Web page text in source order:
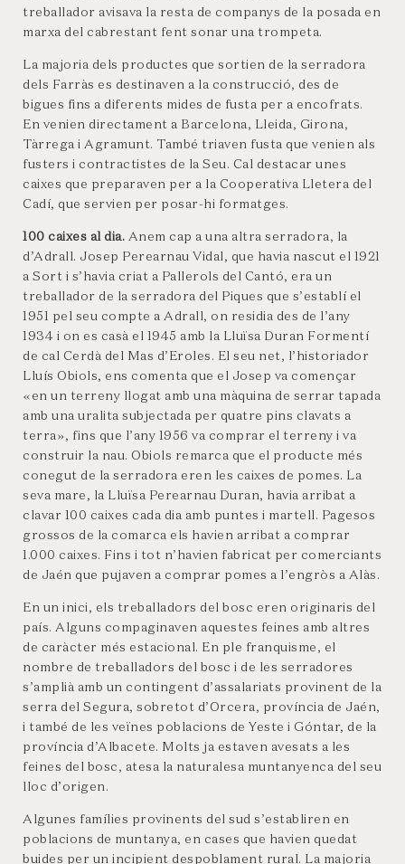
treballador avisava la resta de companys de la posada en
marxa del cabrestant fent sonar una trompeta.
La majoria dels productes que sortien de la serradora
dels Farràs es destinaven a la construcció, des de
bigues fins a diferents mides de fusta per a encofrats.
En venien directament a Barcelona, Lleida, Girona,
Tàrrega i Agramunt. També triaven fusta que venien als
fusters i contractistes de la Seu. Cal destacar unes
caixes que preparaven per a la Cooperativa Lletera del
Cadí, que servien per posar-hi formatges.
100 caixes al dia. Anem cap a una altra serradora, la
d’Adrall. Josep Perearnau Vidal, que havia nascut el 1921
a Sort i s’havia criat a Pallerols del Cantó, era un
treballador de la serradora del Piques que s’establí el
1951 pel seu compte a Adrall, on residia des de l’any
1934 i on es casà el 1945 amb la Lluïsa Duran Formentí
de cal Cerdà del Mas d’Eroles. El seu net, l’historiador
Lluís Obiols, ens comenta que el Josep va començar
«en un terreny llogat amb una màquina de serrar tapada
amb una uralita subjectada per quatre pins clavats a
terra», fins que l’any 1956 va comprar el terreny i va
construir la nau. Obiols remarca que el producte més
conegut de la serradora eren les caixes de pomes. La
seva mare, la Lluïsa Perearnau Duran, havia arribat a
clavar 100 caixes cada dia amb puntes i martell. Pagesos
grossos de la comarca els havien arribat a comprar
1.000 caixes. Fins i tot n’havien fabricat per comerciants
de Jaén que pujaven a comprar pomes a l’engròs a Alàs.
En un inici, els treballadors del bosc eren originaris del
país. Alguns compaginaven aquestes feines amb altres
de caràcter més estacional. En ple franquisme, el
nombre de treballadors del bosc i de les serradores
s’amplià amb un contingent d’assalariats provinent de la
serra del Segura, sobretot d’Orcera, província de Jaén,
i també de les veïnes poblacions de Yeste i Góntar, de la
província d’Albacete. Molts ja estaven avesats a les
feines del bosc, atesa la naturalesa muntanyenca del seu
lloc d’origen.
Algunes famílies provinents del sud s’establiren en
poblacions de muntanya, en cases que havien quedat
buides per un incipient despoblament rural. La majoria